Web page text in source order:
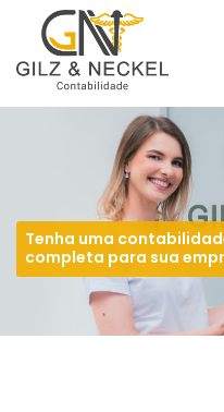
Tenha uma
completa para sua